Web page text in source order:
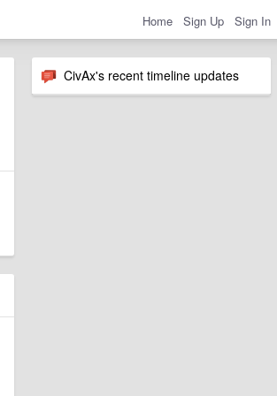
Home Sign Up Sign In
CivAx's recent timeline updates